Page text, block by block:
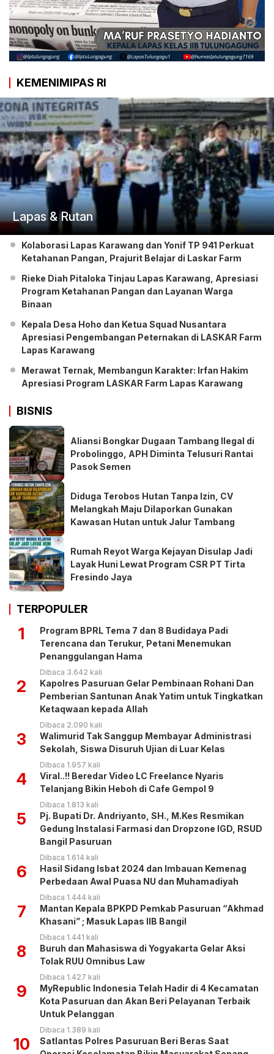
KEMENIMIPAS RI
Lapas & Rutan
Kolaborasi Lapas Karawang dan Yonif TP 941 Perkuat
Ketahanan Pangan, Prajurit Belajar di Laskar Farm
Rieke Diah Pitaloka Tinjau Lapas Karawang, Apresiasi
Program Ketahanan Pangan dan Layanan Warga
Binaan
Kepala Desa Hoho dan Ketua Squad Nusantara
Apresiasi Pengembangan Peternakan di LASKAR Farm
Lapas Karawang
Merawat Ternak, Membangun Karakter: Irfan Hakim
Apresiasi Program LASKAR Farm Lapas Karawang
BISNIS
Aliansi Bongkar Dugaan Tambang Ilegal di
Probolinggo, APH Diminta Telusuri Rantai
Pasok Semen
Diduga Terobos Hutan Tanpa Izin, CV
Melangkah Maju Dilaporkan Gunakan
Kawasan Hutan untuk Jalur Tambang
Rumah Reyot Warga Kejayan Disulap Jadi
Layak Huni Lewat Program CSR PT Tirta
Fresindo Jaya
TERPOPULER
1
Program BPRL Tema 7 dan 8 Budidaya Padi
Terencana dan Terukur, Petani Menemukan
Penanggulangan Hama
Dibaca 3.642 kali
2
Kapolres Pasuruan Gelar Pembinaan Rohani Dan
Pemberian Santunan Anak Yatim untuk Tingkatkan
Ketaqwaan kepada Allah
Dibaca 2.090 kali
3
Walimurid Tak Sanggup Membayar Administrasi
Sekolah, Siswa Disuruh Ujian di Luar Kelas
Dibaca 1.957 kali
4
Viral..!! Beredar Video LC Freelance Nyaris
Telanjang Bikin Heboh di Cafe Gempol 9
Dibaca 1.813 kali
5
Pj. Bupati Dr. Andriyanto, SH., M.Kes Resmikan
Gedung Instalasi Farmasi dan Dropzone IGD, RSUD
Bangil Pasuruan
Dibaca 1.614 kali
6
Hasil Sidang Isbat 2024 dan Imbauan Kemenag
Perbedaan Awal Puasa NU dan Muhamadiyah
Dibaca 1.444 kali
7
Mantan Kepala BPKPD Pemkab Pasuruan “Akhmad
Khasani” ; Masuk Lapas IIB Bangil
Dibaca 1.441 kali
8
Buruh dan Mahasiswa di Yogyakarta Gelar Aksi
Tolak RUU Omnibus Law
Dibaca 1.427 kali
9
MyRepublic Indonesia Telah Hadir di 4 Kecamatan
Kota Pasuruan dan Akan Beri Pelayanan Terbaik
Untuk Pelanggan
Dibaca 1.389 kali
10
Satlantas Polres Pasuruan Beri Beras Saat